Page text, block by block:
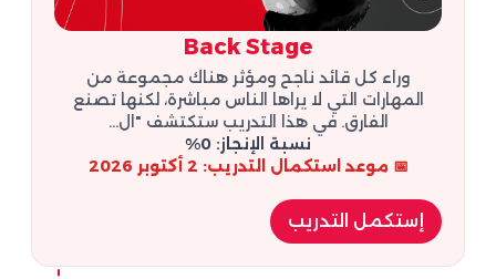
Back Stage
وراء كل قائد ناجح ومؤثر هناك مجموعة من
المهارات التي لا يراها الناس مباشرة، لكنها تصنع
الفارق. في هذا التدريب ستكتشف "ال...
نسبة الإنجاز: 0%
📅 موعد استكمال التدريب: 2 أكتوبر 2026
إستكمل التدريب